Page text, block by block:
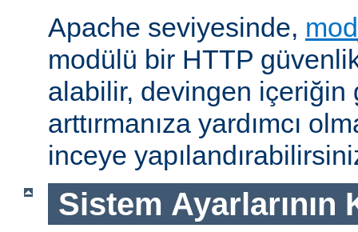
Apache seviyesinde,
modülü bir HTTP
alabilir, devingen içeriğin
arttırmanıza yardımcı
inceye
Sistem Ayarlarının